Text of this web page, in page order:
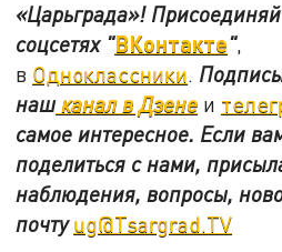
«Царьграда»!
соцсетях "ВКонтакте",
в Одноклассники.
нашканал в Дзене и
самое интересное. Если
поделиться с нами,
наблюдения, вопросы,
почтуug@Tsargrad.TV